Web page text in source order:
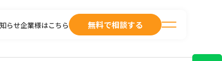
らせ企業様はこちら 無料で相談する